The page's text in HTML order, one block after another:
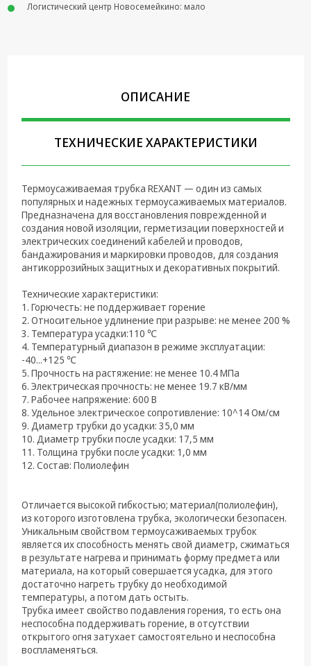
устройства,
Климатическая
Товары для
дома и Бытовая
техника
Компьютерные
комплектующие
Системы
безопасности
Логистический центр Новосемейкино: мало
ОПИСАНИЕ
ТЕХНИЧЕСКИЕ ХАРАКТЕРИСТИКИ
Термоусаживаемая трубка REXANT — один из самых
популярных и надежных термоусаживаемых материалов.
Предназначена для восстановления поврежденной и
создания новой изоляции, герметизации поверхностей и
электрических соединений кабелей и проводов,
бандажирования и маркировки проводов, для создания
антикоррозийных защитных и декоративных покрытий.
Технические характеристики:
1. Горючесть: не поддерживает горение
2. Относительное удлинение при разрыве: не менее 200 %
3. Температура усадки:110 ℃
4. Температурный диапазон в режиме эксплуатации:
-40...+125 ℃
5. Прочность на растяжение: не менее 10.4 МПа
6. Электрическая прочность: не менее 19.7 кВ/мм
7. Рабочее напряжение: 600 В
8. Удельное электрическое сопротивление: 10^14 Ом/см
9. Диаметр трубки до усадки: 35,0 мм
10. Диаметр трубки после усадки: 17,5 мм
11. Толщина трубки после усадки: 1,0 мм
12. Состав: Полиолефин
Отличается высокой гибкостью; материал(полиолефин),
из которого изготовлена трубка, экологически безопасен.
Уникальным свойством термоусаживаемых трубок
является их способность менять свой диаметр, сжиматься
в результате нагрева и принимать форму предмета или
материала, на который совершается усадка, для этого
достаточно нагреть трубку до необходимой
температуры, а потом дать остыть.
Трубка имеет свойство подавления горения, то есть она
неспособна поддерживать горение, в отсутствии
открытого огня затухает самостоятельно и неспособна
воспламеняться.